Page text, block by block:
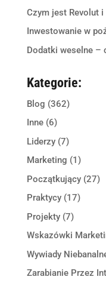
Czym jest Revolut
Inwestowanie w
Dodatki weselne –
Kategorie:
Blog (362)
Inne(6)
Liderzy(7)
Marketing (1)
Początkujący(27)
Praktycy(17)
Projekty(7)
Wskazówki
Wywiady
Zarabianie Przez